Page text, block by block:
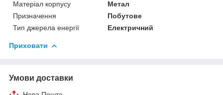
Матеріал корпусу
Метал
Призначення
Побутове
Тип джерела енергії
Електричний
Приховати
Умови доставки